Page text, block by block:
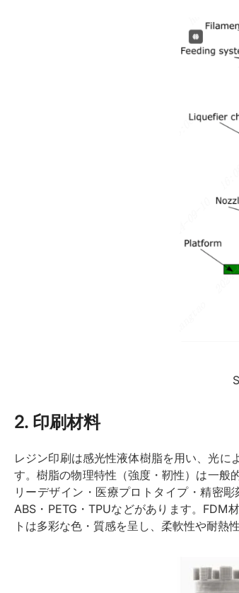
2. 印刷材料
レジン印刷は感光性液体樹脂を用い、光に
す。樹脂の物理特性（強度・靭性）は一般
リーデザイン・医療プロトタイプ・精密
ABS・PETG・TPUなどがあります。FDM
トは多彩な色・質感を呈し、柔軟性や耐熱